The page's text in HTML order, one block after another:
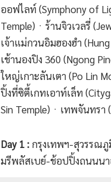
ออฟไลท์ (Symphony of
Temple)ㆍร้านจิวเวลรี่
เจ้าแม่กวนอิมฮองฮำ
เช้านองปิง 360 (Ngong
ใหญ่เกาะลันเตา (Po Lin
ปิ้งที่ซิตี้เกทเอาท์เล็ท
Sin Temple)ㆍเทพจันทรา
Day 1 : กรุงเทพฯ-สุวรรณภู
มรีพลัสเบย์-ช้อปปิ้งถนนนา